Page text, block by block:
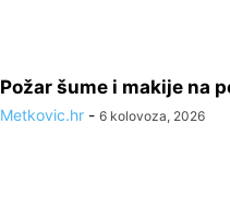
Požar šume i makije na
Metkovic.hr - 6 kolovoza, 2026